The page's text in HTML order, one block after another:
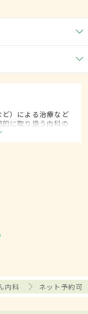
）による治療など
に取り扱う内科の
内科 ネット予約可